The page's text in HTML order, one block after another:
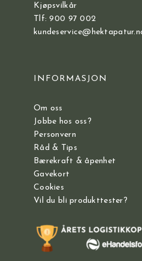
Kjøpsvilkår
Tlf: 900 97 002
INFORMASJON
Om oss
Jobbe hos oss?
Personvern
Råd & Tips
Bærekraft & åpenhet
Gavekort
Cookies
Vil du bli produkttester?